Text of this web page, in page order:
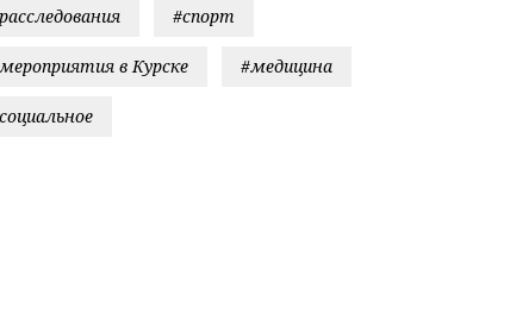
#спорт
в Курске #медицина